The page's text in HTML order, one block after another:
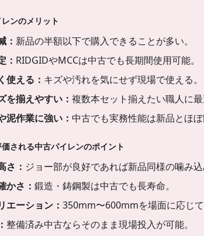
ンのメリット
： 新品の半額以下で購入できることが多い。
： RIDGIDやMCCは中古でも長期間使用可能。
使える： キズや汚れを気にせず現場で使える。
を揃えやすい：複数本セット揃えたい職人に最
泥作業に強い：中古でも実務性能は新品とほぼ
される中古パイレンのポイント
さ： ジョー部が良好であれば新品同様の噛み込
かさ：鍛造・鋳鋼製は中古でも長寿命。
エーション：350mm〜600mmを場面に応じて
整備済み中古ならそのまま現場投入が可能。